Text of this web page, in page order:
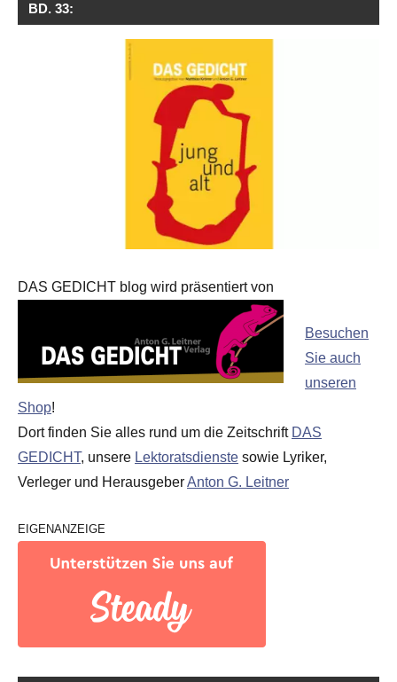
BD. 33:
DAS GEDICHT blog wird präsentiert von
Besuchen
Sie auch
unseren
Shop!
Dort finden Sie alles rund um die Zeitschrift DAS
GEDICHT, unsere Lektoratsdienste sowie Lyriker,
Verleger und HerausgeberAnton G. Leitner
EIGENANZEIGE